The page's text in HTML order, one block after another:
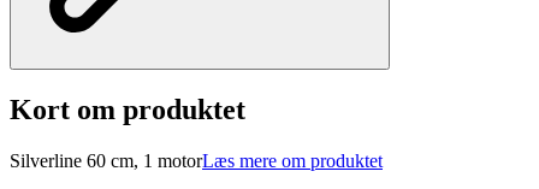
Kort om produktet
Silverline 60 cm, 1 motorLæs mere om produktet